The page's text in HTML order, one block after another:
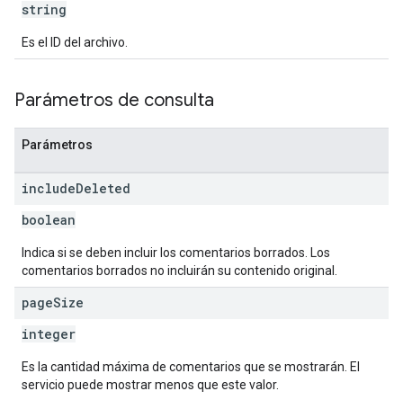
string
Es el ID del archivo.
Parámetros de consulta
Parámetros
includeDeleted
boolean
Indica si se deben incluir los comentarios borrados. Los
comentarios borrados no incluirán su contenido original.
pageSize
integer
Es la cantidad máxima de comentarios que se mostrarán. El
servicio puede mostrar menos que este valor.